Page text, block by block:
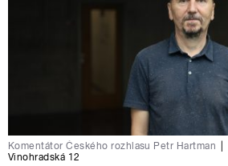
Komentátor Českého rozhlasu Petr Hartman
Vinohradská 12